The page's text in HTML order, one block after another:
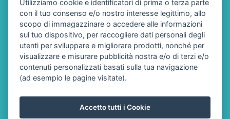
C.F. e P.IVA 05143850260 - Nr. di registrazione ASL:
ABP5802ROTHER3
PRIVACY POLICY
COOKIE POLICY
IMPOSTAZIONI COOKIE
Utilizziamo cookie e identificatori di prima o terza parte
con il tuo consenso e/o nostro interesse legittimo, allo
scopo di immagazzinare o accedere alle informazioni
sul tuo dispositivo, per raccogliere dati personali degli
utenti per sviluppare e migliorare prodotti, nonché per
visualizzare e misurare pubblicità nostra e/o di terzi e/o
contenuti personalizzati basati sulla tua navigazione
(ad esempio le pagine visitate).
Accetto tutti i Cookie